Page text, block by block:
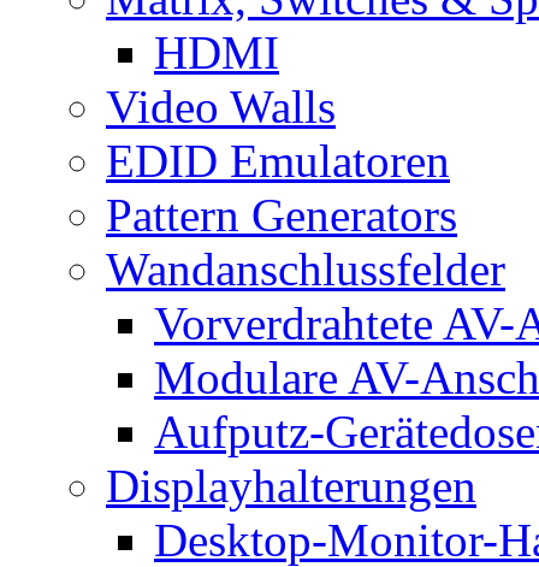
HDMI
Video Walls
EDID Emulatoren
Pattern Generators
Wandanschlussfelder
Vorverdrahtete AV-
Modulare AV-
Aufputz-
Displayhalterungen
Desktop-Monitor-